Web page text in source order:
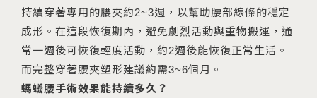
持續穿著專用的腰夾約2~3週，以幫助腰部線條的穩定
成形。在這段恢復期內，避免劇烈活動與重物搬運，通
常一週後可恢復輕度活動，約2週後能恢復正常生活。
而完整穿著腰夾塑形建議約需3~6個月。
螞蟻腰手術效果能持續多久？